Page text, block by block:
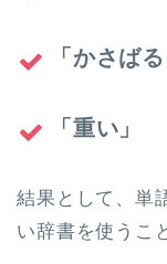
「かさばる
「重い」
結果として、単
い辞書を使うこ